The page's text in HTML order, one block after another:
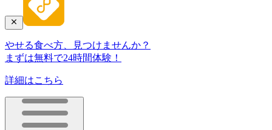
やせる食べ方、見つけませんか？
まずは無料で24時間体験！
詳細はこちら